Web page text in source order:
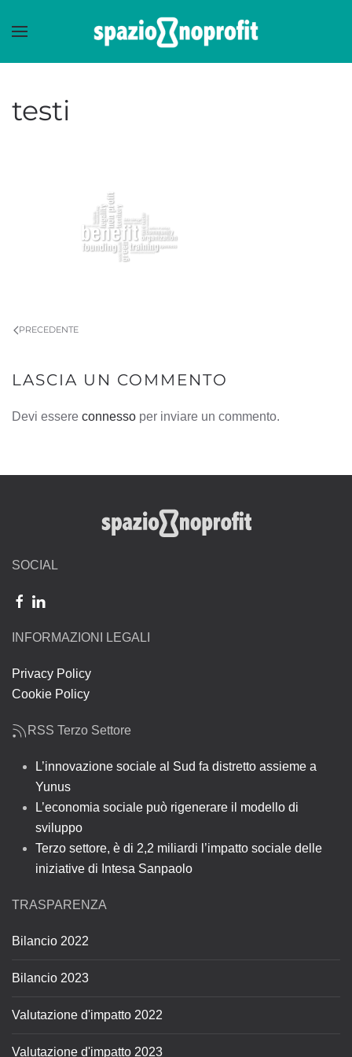
Skip to main content
testi
PRECEDENTE
LASCIA UN COMMENTO
Devi essere connesso per inviare un commento.
SOCIAL
INFORMAZIONI LEGALI
Privacy Policy
Cookie Policy
RSS Terzo Settore
L’innovazione sociale al Sud fa distretto assieme a
Yunus
L’economia sociale può rigenerare il modello di
sviluppo
Terzo settore, è di 2,2 miliardi l’impatto sociale delle
iniziative di Intesa Sanpaolo
TRASPARENZA
Bilancio 2022
Bilancio 2023
Valutazione d'impatto 2022
Valutazione d'impatto 2023